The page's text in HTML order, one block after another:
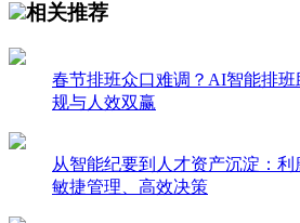
相关推荐
春节排班众口难调？AI智能排
规与人效双赢
从智能纪要到人才资产沉淀：
敏捷管理、高效决策